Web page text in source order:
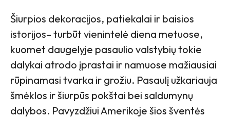
Šiurpios dekoracijos, patiekalai ir baisios
istorijos– turbūt vienintelė diena metuose,
kuomet daugelyje pasaulio valstybių tokie
dalykai atrodo įprastai ir namuose mažiausiai
rūpinamasi tvarka ir grožiu. Pasaulį užkariauja
šmėklos ir šiurpūs pokštai bei saldumynų
dalybos. Pavyzdžiui Amerikoje šios šventės